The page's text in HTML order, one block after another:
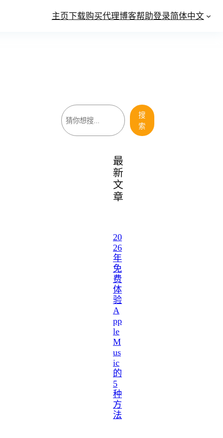
主页下载购买代理博客帮助登录简体中文
搜
索
搜
索
最
新
文
章
20
26
年
免
费
体
验
A
pp
le
M
us
ic
的
5
种
方
法